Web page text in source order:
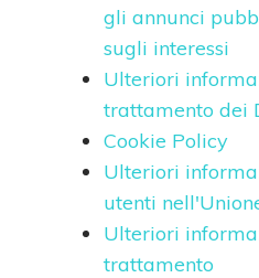
gli annunci
sugli interessi
Ulteriori
trattamento dei
Cookie Policy
Ulteriori
utenti
Ulteriori
trattamento